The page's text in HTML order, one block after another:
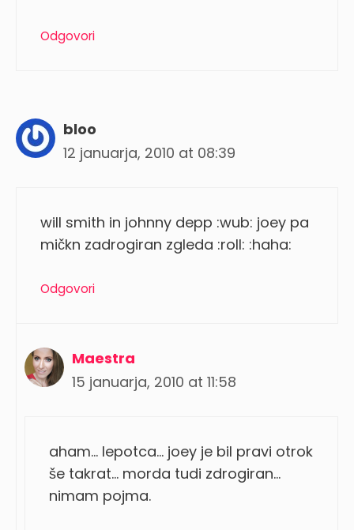
Odgovori
bloo
12 januarja, 2010 at 08:39
will smith in johnny depp :wub: joey pa
mičkn zadrogiran zgleda :roll: :haha:
Odgovori
Maestra
15 januarja, 2010 at 11:58
aham… lepotca… joey je bil pravi otrok
še takrat… morda tudi zdrogiran…
nimam pojma.